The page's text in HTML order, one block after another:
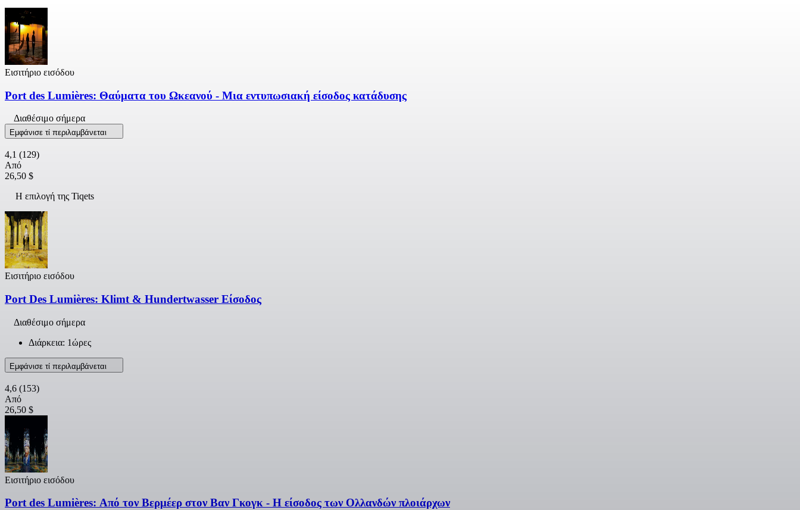
Εισιτήριο εισόδου
Port des Lumières: Θαύματα του Ωκεανού - Μια εντυπωσιακή είσοδος κατάδυσης
Διαθέσιμο σήμερα
Εμφάνισε τί περιλαμβάνεται
4,1 (129)
Από
26,50 $
Η επιλογή της Tiqets
Εισιτήριο εισόδου
Port Des Lumières: Klimt & Hundertwasser Είσοδος
Διαθέσιμο σήμερα
Διάρκεια: 1ώρες
Εμφάνισε τί περιλαμβάνεται
4,6 (153)
Από
26,50 $
Εισιτήριο εισόδου
Port des Lumières: Από τον Βερμέερ στον Βαν Γκογκ - Η είσοδος των Ολλανδών πλοιάρχων